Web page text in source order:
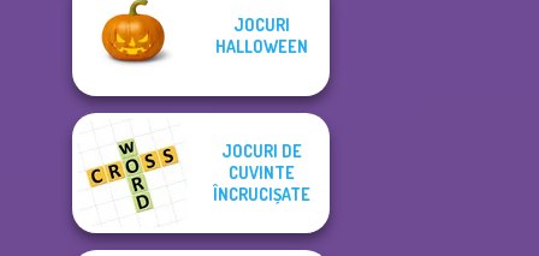
JOCURI
HALLOWEEN
JOCURI DE
CUVINTE
ÎNCRUCIȘATE